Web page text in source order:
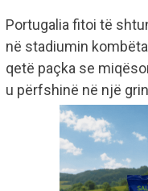
Portugalia fitoi të
në stadiumin
qetë paçka se
u përfshinë në një